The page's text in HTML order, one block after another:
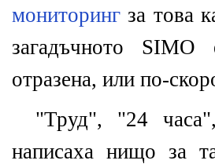
мониторинг за това
загадъчното
отразена, или по-
"Труд", "24
написаха нищо за